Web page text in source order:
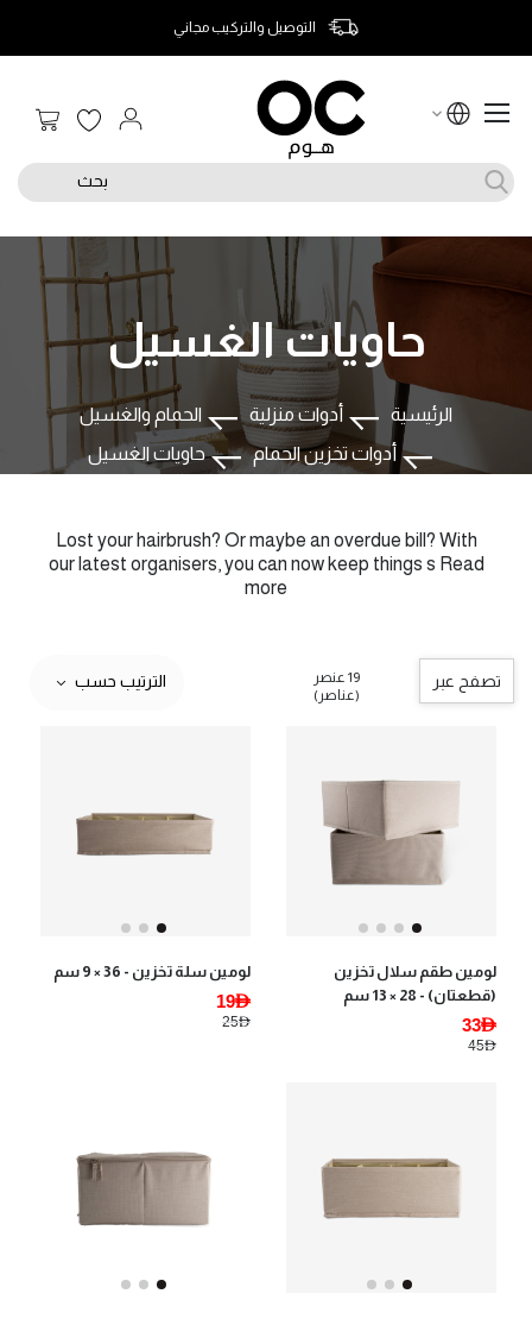
سهولة الإرجاع واسترداد الأموال
سلة
بحث
الرئيسية أدوات منزلية
الحمام والغسيل
أدوات تخزين الحمام
حاويات الغسيل
حاويات الغسيل
Lost your hairbrush? Or maybe an overdue bill? With
our latest organisers, you can now keep things s Read
more
تصفح عبر
19 عنصر
(عناصر)
الترتيب حسب
لومين طقم سلال تخزين
(قطعتان) - 28 × 13 سم
33AED
45AED
لومين سلة تخزين - 36 × 9 سم
19AED
25AED